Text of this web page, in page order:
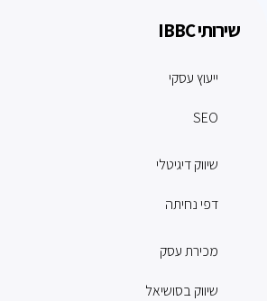
שירותי IBBC
ייעוץ עסקי
SEO
שיווק דיגיטלי
דפי נחיתה
מכירת עסק
שיווק בסושיאל